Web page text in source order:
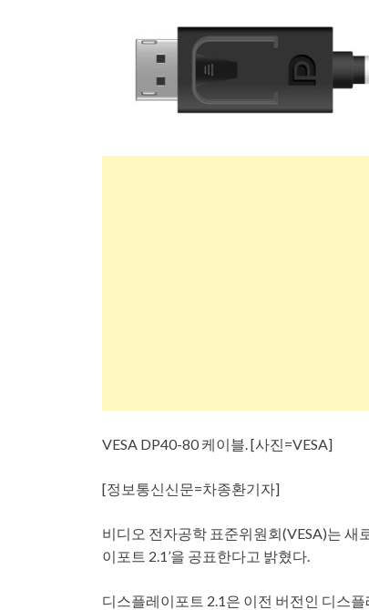
VESA DP40-80 케이블. [사진=VESA]
[정보통신신문=차종환기자]
비디오 전자공학 표준위원회(VESA)는 새
이포트 2.1’을 공표한다고 밝혔다.
디스플레이포트 2.1은 이전 버전인 디스